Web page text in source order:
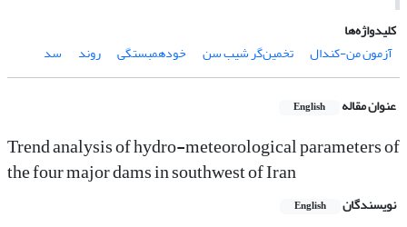
کلیدواژه‌ها
آزمون من-کندال
تخمین‌گر شیب سن خودهمبستگی روند سد
عنوان مقاله English
Trend analysis of hydro-meteorological parameters of
the four major dams in southwest of Iran
نویسندگان English